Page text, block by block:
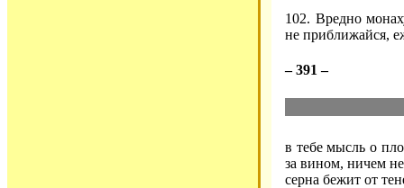
102. Вредно
не приближайся,
– 391 –
в тебе мысль о
за вином, ничем
серна бежит от